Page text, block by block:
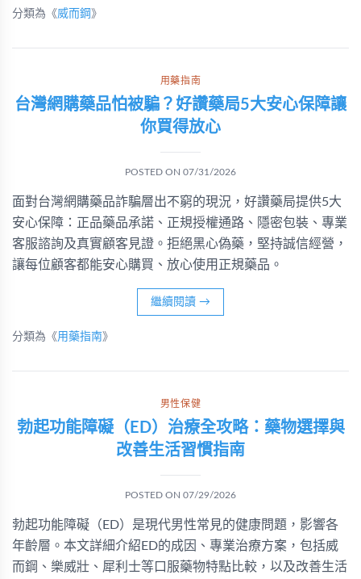
分類為《威而鋼 》
用藥指南
台灣網購藥品怕被騙？好讚藥局5大安心保障讓
你買得放心
POSTED ON 07/31/2026
面對台灣網購藥品詐騙層出不窮的現況，好讚藥局提供5大
安心保障：正品藥品承諾、正規授權通路、隱密包裝、專業
客服諮詢及真實顧客見證。拒絕黑心偽藥，堅持誠信經營，
讓每位顧客都能安心購買、放心使用正規藥品。
繼續閱讀 →
分類為《用藥指南》
男性保健
勃起功能障礙（ED）治療全攻略：藥物選擇與
改善生活習慣指南
POSTED ON 07/29/2026
勃起功能障礙（ED）是現代男性常見的健康問題，影響各
年齡層。本文詳細介紹ED的成因、專業治療方案，包括威
而鋼、樂威壯、犀利士等口服藥物特點比較，以及改善生活